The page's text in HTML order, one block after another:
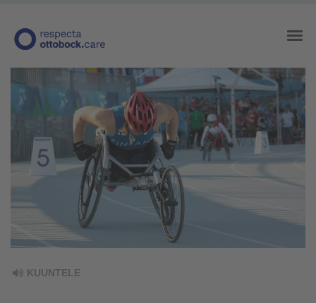
KUUNTELE